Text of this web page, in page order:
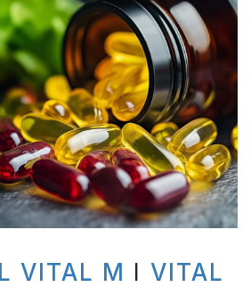
VITAL M І VITAL